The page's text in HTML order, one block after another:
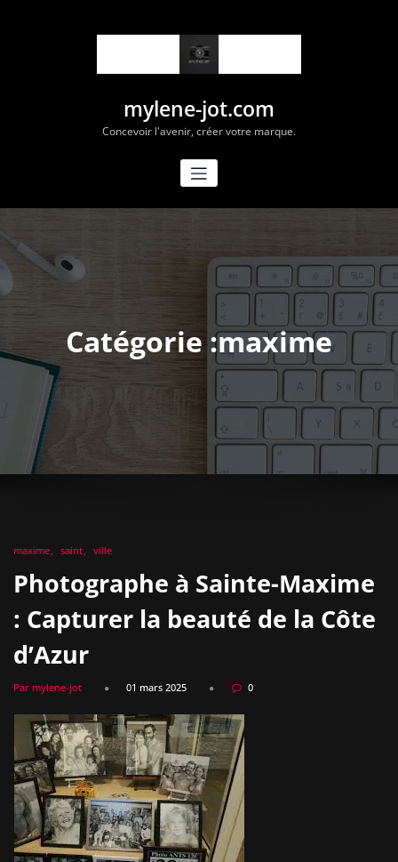
mylene-jot.com
Concevoir l'avenir, créer votre marque.
Catégorie :maxime
maxime saint ville
Photographe à Sainte-Maxime
: Capturer la beauté de la Côte
d’Azur
Par mylene-jot 01 mars 2025 0